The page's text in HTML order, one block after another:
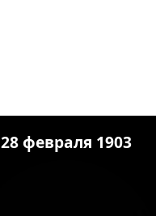
28 февраля 1903